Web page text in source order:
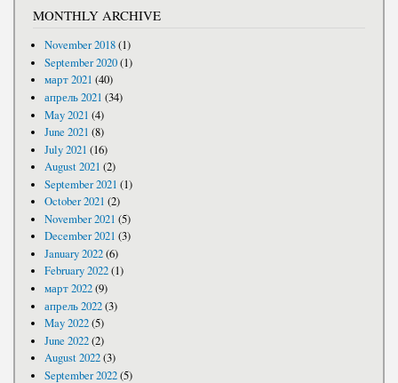
MONTHLY ARCHIVE
November 2018(1)
September 2020(1)
март 2021 (40)
апрель 2021 (34)
May 2021 (4)
June 2021 (8)
July 2021 (16)
August 2021 (2)
September 2021 (1)
October 2021 (2)
November 2021 (5)
December 2021 (3)
January 2022(6)
February 2022(1)
март 2022(9)
апрель 2022(3)
May 2022(5)
June 2022(2)
August 2022(3)
September 2022(5)